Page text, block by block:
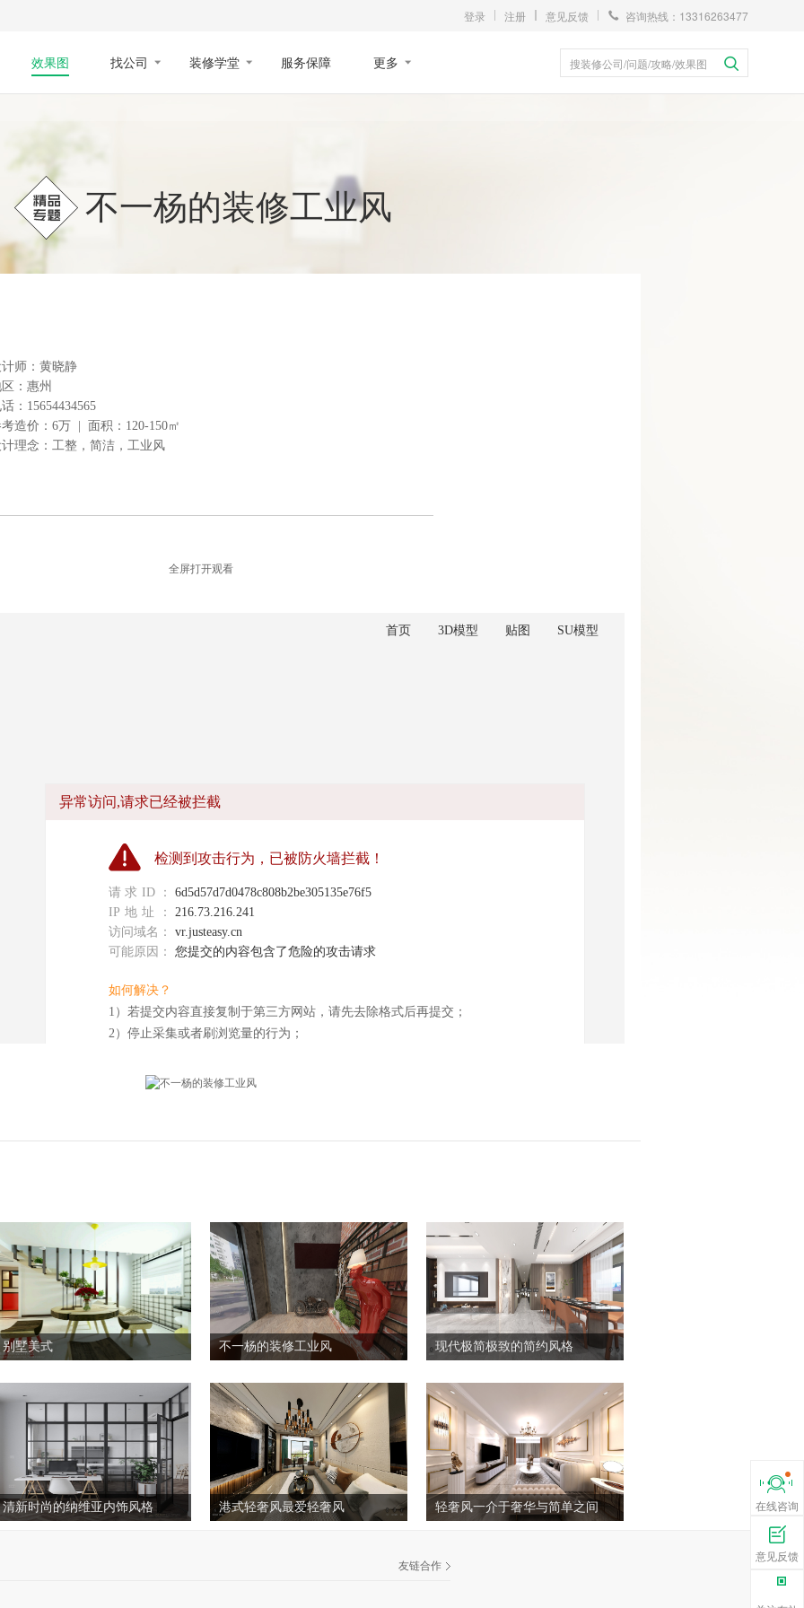
咨询热线：13316263477
意见反馈
注册
登录
效果图 找公司 装修学堂 服务保障 更多 搜装修公司/问题/攻略/效果图
不一杨的装修工业风
师：黄晓静
：惠州
：15654434565
造价：6万 | 面积：120-150㎡
理念：工整，简洁，工业风
全屏打开观看
别墅美式 不一杨的装修工业风 现代极简极致的简约风格
清新时尚的纳维亚内饰风格 港式轻奢风最爱轻奢风 轻奢风一介于奢华与简单之间
友链合作
在线咨询
意见反馈
查看业
在线咨询
意见反馈
查看业